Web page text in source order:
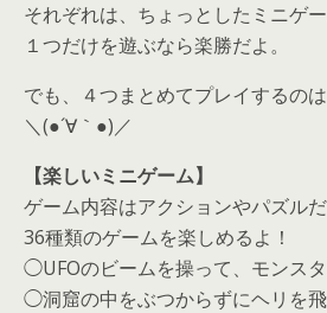
それぞれは、ちょっとしたミニゲー
１つだけを遊ぶなら楽勝だよ。
でも、４つまとめてプレイするの
＼(●´∀｀●)／
【楽しいミニゲーム】
ゲーム内容はアクションやパズルだ
36種類のゲームを楽しめるよ！
◯UFOのビームを操って、モンスタ
◯洞窟の中をぶつからずにヘリを飛